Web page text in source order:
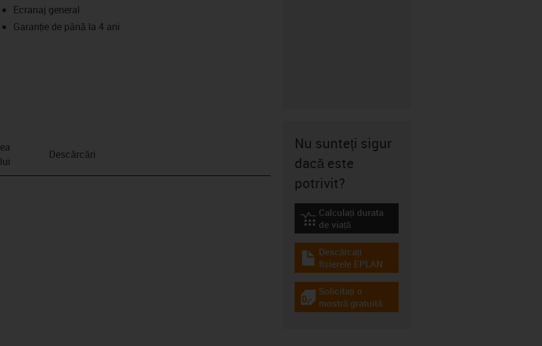
Ecranaj general
Garanție de până la 4 ani
Descărcări
Nu sunteți sigur
dacă este
potrivit?
igus-icon-lebensdauerrechner
Calculați durata
de viață
igus-icon-download-plan
Descărcați
fișierele EPLAN
igus-icon-gratismuster
Solicitați o
mostră gratuită